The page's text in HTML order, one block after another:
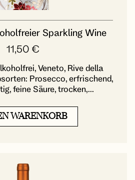
Sparkling Wine
11,50 €
Veneto, Rive della
Prosecco, erfrischend,
feine Säure, trocken,...
WARENKORB